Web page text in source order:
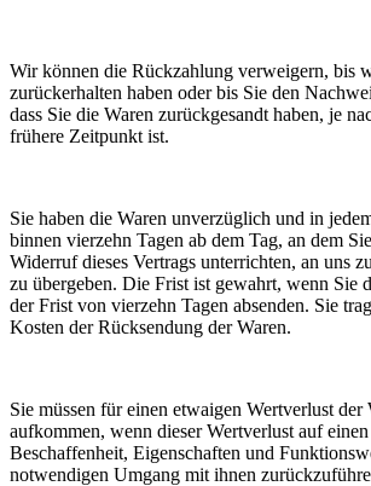
Wir können die Rückzahlung verweigern, bis
zurückerhalten haben oder bis Sie den
dass Sie die Waren zurückgesandt haben, je
frühere Zeitpunkt ist.
Sie haben die Waren unverzüglich und in
binnen vierzehn Tagen ab dem Tag, an dem
Widerruf dieses Vertrags unterrichten, an uns
zu übergeben. Die Frist ist gewahrt, wenn Sie
der Frist von vierzehn Tagen absenden. Sie
Kosten der Rücksendung der Waren.
Sie müssen für einen etwaigen Wertverlust der
aufkommen, wenn dieser Wertverlust auf
Beschaffenheit, Eigenschaften und
notwendigen Umgang mit ihnen